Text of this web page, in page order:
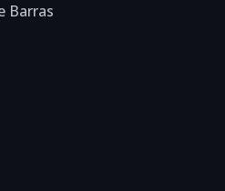
Barras